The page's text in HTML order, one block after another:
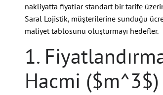
nakliyatta fiyatlar standart bir tarife
Saral Lojistik, müşterilerine sunduğu
maliyet tablosunu oluşturmayı hedefler.
1.
Hacmi ($m^3$)